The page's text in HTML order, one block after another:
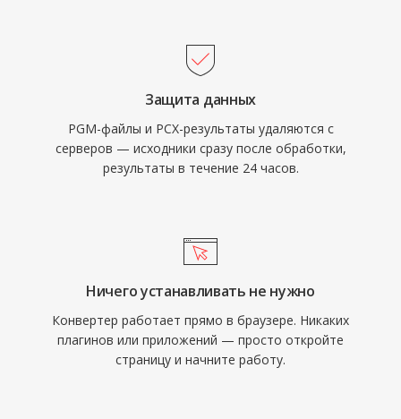
Защита данных
PGM-файлы и PCX-результаты удаляются с
серверов — исходники сразу после обработки,
результаты в течение 24 часов.
Ничего устанавливать не нужно
Конвертер работает прямо в браузере. Никаких
плагинов или приложений — просто откройте
страницу и начните работу.